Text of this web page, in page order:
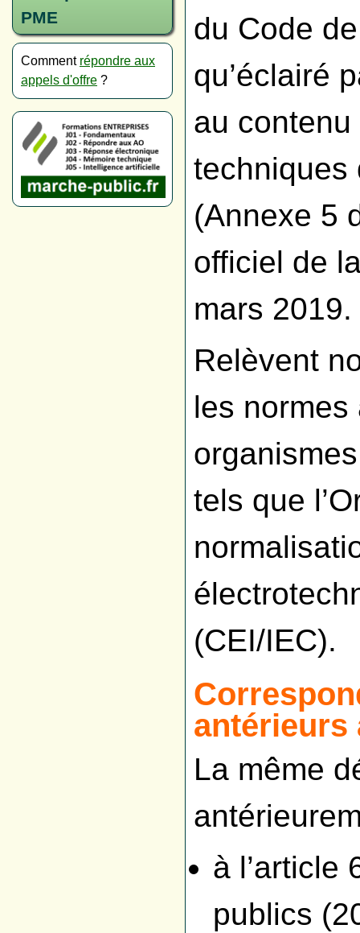
PME
Comment répondre aux
appels d'offre ?
du Code
qu’éclairé
au
techniques
(Annexe 5
officiel de
mars 2019.
Relèvent
les
tels que
(CEI/IEC).
antérieurs
La même
à l’article
publics